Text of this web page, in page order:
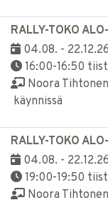
RALLY-TOKO
04.08. - 22.12.26
16:00-16:50
Noora Tihtonen
käynnissä
RALLY-TOKO
04.08. - 22.12.26
19:00-19:50
Noora Tihtonen